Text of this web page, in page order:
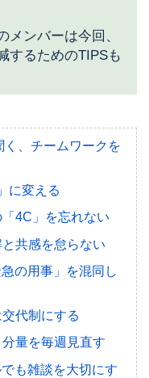
ンバーは今回、
するためのTIPSも
、チームワークを
に変える
4C」を忘れない
共感を怠らない
の用事」を混同し
代制にする
量を毎週見直す
も雑談を大切にす